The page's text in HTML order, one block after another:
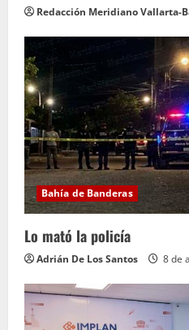
Redacción Meridiano Vallarta-
Bahía de Banderas
Lo mató la policía
Adrián De Los Santos 8 de